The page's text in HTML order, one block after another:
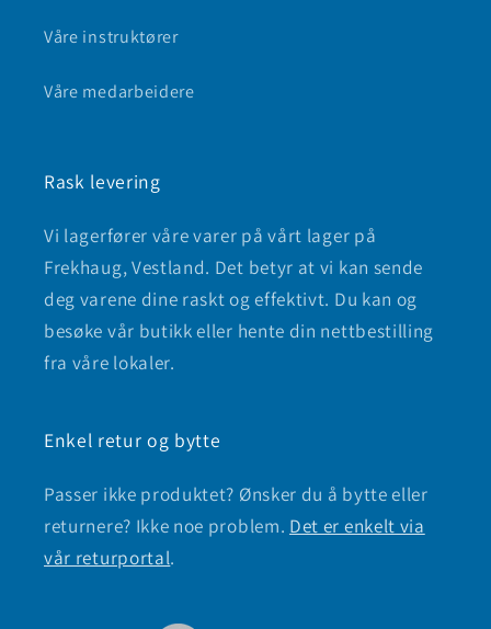
Våre instruktører
Våre medarbeidere
Rask levering
Vi lagerfører våre varer på vårt lager på
Frekhaug, Vestland. Det betyr at vi kan sende
deg varene dine raskt og effektivt. Du kan og
besøke vår butikk eller hente din nettbestilling
fra våre lokaler.
Enkel retur og bytte
Passer ikke produktet? Ønsker du å bytte eller
returnere? Ikke noe problem. Det er enkelt via
vår returportal.